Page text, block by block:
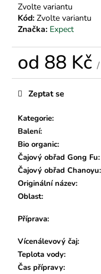
Zvolte variantu
Kód: Zvolte variantu
Značka: Expect
od 88 Kč
Měrná
cena:
Kategorie:
Balení:
Bio organic:
Čajový obřad Gong Fu:
Čajový obřad Chanoyu:
Originální název:
Oblast:
Příprava:
Vícenálevový čaj:
Teplota vody:
Čas přípravy:
Zeptat se
D
o
p
o
u
u
e
m
e